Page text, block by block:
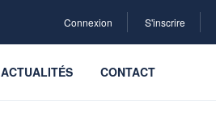
Connexion S'inscrire
ACTUALITÉS CONTACT